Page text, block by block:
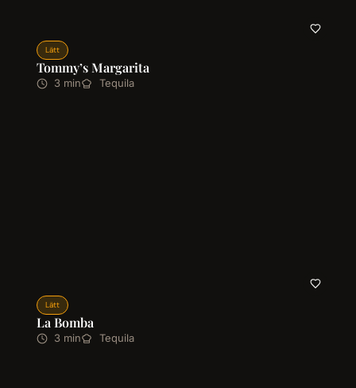
Lätt
Tommy’s Margarita
3 min Tequila
Lätt
La Bomba
3 min Tequila